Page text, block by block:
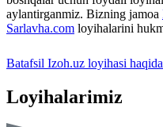
aylantirganmiz. Bizning jamoa
Sarlavha.com loyihalarini
Batafsil Izoh.uz loyihasi haqida
Loyihalarimiz